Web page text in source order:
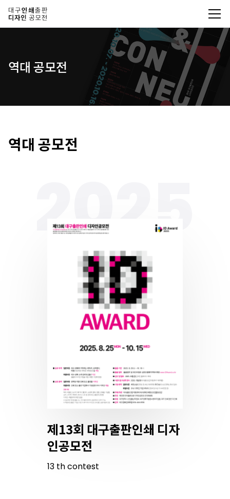
역대 공모전
역대 공모전
2025
제13회 대구출판인쇄 디자
인공모전
13 thcontest